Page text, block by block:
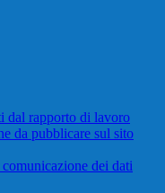
dal rapporto di lavoro
da pubblicare sul sito
dei dati